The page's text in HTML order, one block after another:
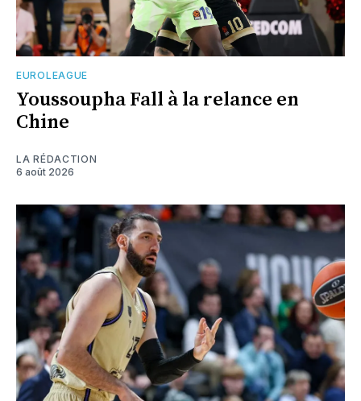
EUROLEAGUE
Youssoupha Fall à la relance en
Chine
LA RÉDACTION
6 août 2026